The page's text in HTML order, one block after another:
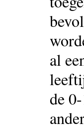
al
de